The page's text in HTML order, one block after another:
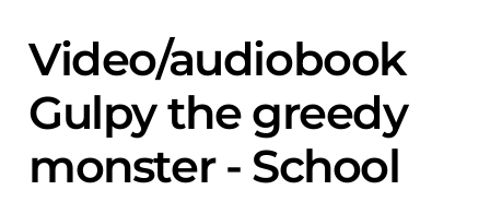
Video/audiobook
Gulpy the greedy
monster - School